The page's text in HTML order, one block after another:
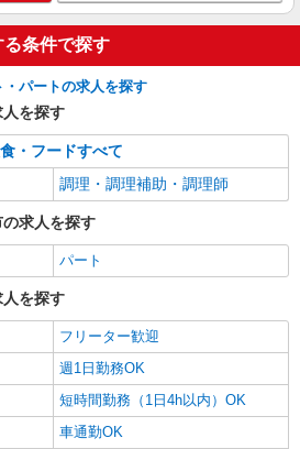
詳細を見る
）
県岡崎市若松東1-9-13
詳細を見る
る条件で探す
パートの求人を探す
を探す
・フードすべて
調理・調理補助・調理師
求人を探す
パート
を探す
フリーター歓迎
週1日勤務OK
短時間勤務（1日4h以内）OK
車通勤OK